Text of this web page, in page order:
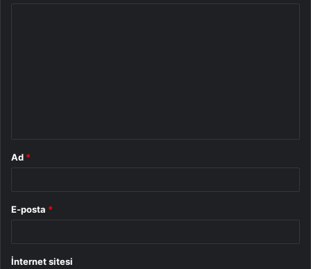
Ad *
E-posta *
İnternet sitesi